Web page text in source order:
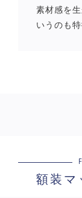
素材感を
いうのも
額装マ